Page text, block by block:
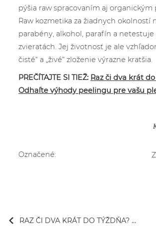
pýšia raw spracovaním aj organickým
Raw kozmetika za žiadnych okolností
parabény, alkohol, parafín a netestuje
zvieratách. Jej životnosť je ale
čisté“ a „živé“ zloženie výrazne kratšia.
PREČÍTAJTE SI TIEŽ: Raz či dva krát
Odhaľte výhody peelingu pre vašu
Označené:
RAZ ČI DVA KRÁT DO TÝŽDŇA? ...